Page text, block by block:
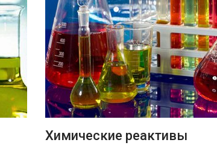
ПОДРОБНЕЕ
Химические реактивы